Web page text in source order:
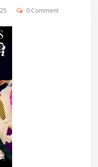
0 Comment